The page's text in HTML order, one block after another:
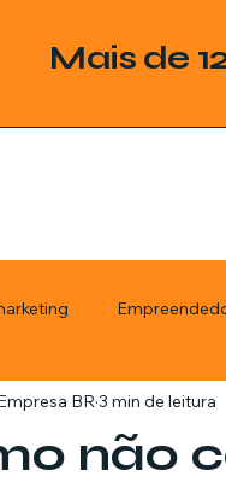
Mais de
Sem categoria
não
BR 3 min de leitura